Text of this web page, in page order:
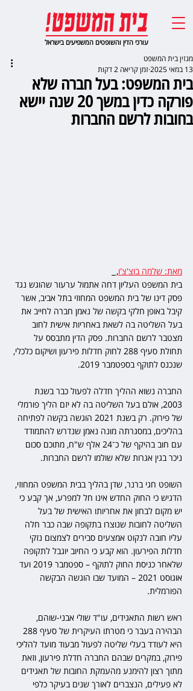
עורכי הדין והשופטים המשפיעים בישראל
בית המשפט: בעל חברה שלא
פורקה כדין במשך 20 שנה יישא
בחובות לרשם החברות
מגזין בית המשפט
13 במאי 2025
זמן קריאה 2 דקות
מאת: שלמה בוצ'צ'ו,
בית המשפט העליון דחה אתמול ערעור שהוגש נגד
פסק דינו של בית המשפט המחוזי בתל אביב, אשר
קיבל באופן חלקי בקשה של נאמן חברה לחייב את
בעל השליטה בה לשאת באחריות אישית לחוב
מצטבר לרשם החברות. פסק הדין מתבסס על
תחולת סעיף 288 לחוק חדלות פירעון ושיקום כלכלי,
שנכנס לתוקף בספטמבר 2019.
החברה נשוא ההליך חדלה לפעול כבר בשנת
2003, אולם בעל השליטה בה לא יזם הליך פורמלי
של פירוק. רק בשנת 2021 הוגשה בקשה לפתיחה
בהליכים, במסגרתה מונה נאמן שנדרש להתמודד
עם חוב בהיקף של כ־24 אלף ש"ח, מתוכם סכום
ניכר בגין אגרות שלא שולמו לרשם החברות.
השופט חגי ברנר, שדן בהליך בבית המשפט המחוזי,
הדגיש כי החוק החדש אינו חל למפרע, אך קבע כי
יש מקום לבחון את אחריותו האישית של בעל
השליטה לחובות שנוצרו בתקופה שבה כבר חלה
עליו חובה לנקוט אמצעים סבירים לצמצום נזקי
חדלות הפירעון. הוא קבע כי החיוב יוגבל לתקופה
שלאחר כניסת החוק לתוקף – ספטמבר 2019 ועד
אוגוסט 2021 – המועד שבו הוגשה הבקשה
הפורמלית.
ראש רשות התאגידים, עו"ד שולי אבני-שוהם,
היא לעודד בעלי שליטה לפעול מבעוד מועד להליכי
פירוק, במקרים שבהם החברה חדלת פירעון, וזאת
מתוך רצון להימנע מהעמקת החובות של תאגידים
לא פעילים, הנצברים לאורך שנים בעיקר כלפי